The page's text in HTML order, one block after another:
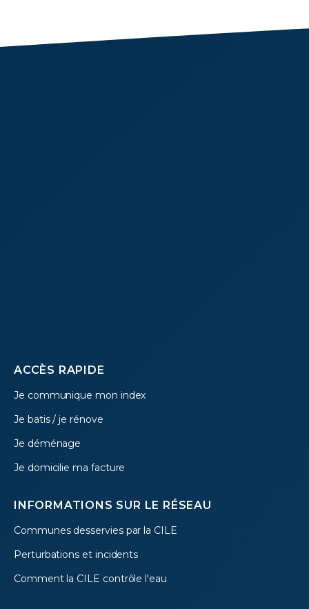
Footer
menu
ACCÈS RAPIDE
Je communique mon index
Je batis / je rénove
Je déménage
Je domicilie ma facture
INFORMATIONS SUR LE RÉSEAU
Communes desservies par la CILE
Perturbations et incidents
Comment la CILE contrôle l'eau